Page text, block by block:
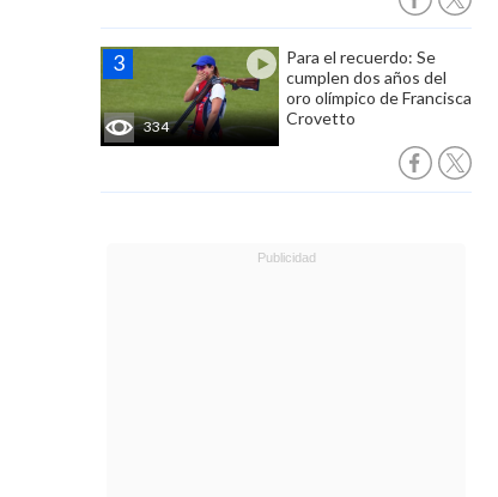
334
Para el recuerdo: Se
cumplen dos años del
oro olímpico de Francisca
Crovetto